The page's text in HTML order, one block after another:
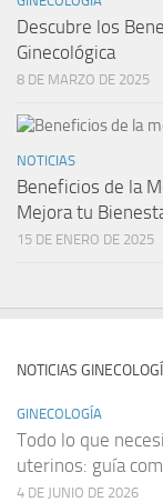
Descubre los
Ginecológica
8 DE MARZO DE 2025
NOTICIAS
Beneficios de la
Mejora tu
15 DE ENERO DE 2025
NOTICIAS
GINECOLOGÍA
Todo lo que
uterinos: guía
4 DE JUNIO DE 2026